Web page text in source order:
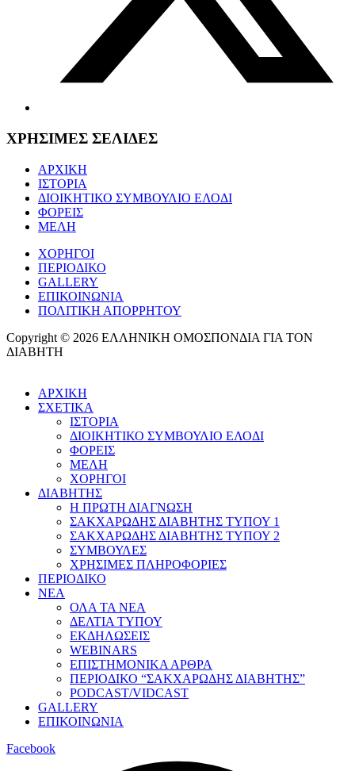
ΧΡΗΣΙΜΕΣ ΣΕΛΙΔΕΣ
ΑΡΧΙΚΗ
ΙΣΤΟΡΙΑ
ΔΙΟΙΚΗΤΙΚΟ ΣΥΜΒΟΥΛΙΟ ΕΛΟΔΙ
ΦΟΡΕΙΣ
ΜΕΛΗ
ΧΟΡΗΓΟΙ
ΠΕΡΙΟΔΙΚΟ
GALLERY
ΕΠΙΚΟΙΝΩΝΙΑ
ΠΟΛΙΤΙΚΗ ΑΠΟΡΡΗΤΟΥ
Copyright © 2026 ΕΛΛΗΝΙΚΗ ΟΜΟΣΠΟΝΔΙΑ ΓΙΑ ΤΟΝ
ΔΙΑΒΗΤΗ
ΑΡΧΙΚΗ
ΣΧΕΤΙΚΑ
ΙΣΤΟΡΙΑ
ΔΙΟΙΚΗΤΙΚΟ ΣΥΜΒΟΥΛΙΟ ΕΛΟΔΙ
ΦΟΡΕΙΣ
ΜΕΛΗ
ΧΟΡΗΓΟΙ
ΔΙΑΒΗΤΗΣ
Η ΠΡΩΤΗ ΔΙΑΓΝΩΣΗ
ΣΑΚΧΑΡΩΔΗΣ ΔΙΑΒΗΤΗΣ ΤΥΠΟΥ 1
ΣΑΚΧΑΡΩΔΗΣ ΔΙΑΒΗΤΗΣ ΤΥΠΟΥ 2
ΣΥΜΒΟΥΛΕΣ
ΧΡΗΣΙΜΕΣ ΠΛΗΡΟΦΟΡΙΕΣ
ΠΕΡΙΟΔΙΚΟ
ΝΕΑ
ΟΛΑ ΤΑ ΝΕΑ
ΔΕΛΤΙΑ ΤΥΠΟΥ
ΕΚΔΗΛΩΣΕΙΣ
WEBINARS
ΕΠΙΣΤΗΜΟΝΙΚΑ ΑΡΘΡΑ
ΠΕΡΙΟΔΙΚΟ “ΣΑΚΧΑΡΩΔΗΣ ΔΙΑΒΗΤΗΣ”
PODCAST/VIDCAST
GALLERY
ΕΠΙΚΟΙΝΩΝΙΑ
Facebook